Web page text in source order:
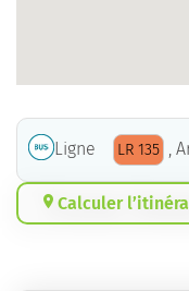
Ligne LR 135 ,
Calculer